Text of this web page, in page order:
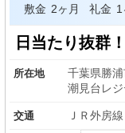
敷金 2ヶ月 礼金 1
日当たり抜群！
所在地
千葉県勝
潮見台レ
交通 ＪＲ外房